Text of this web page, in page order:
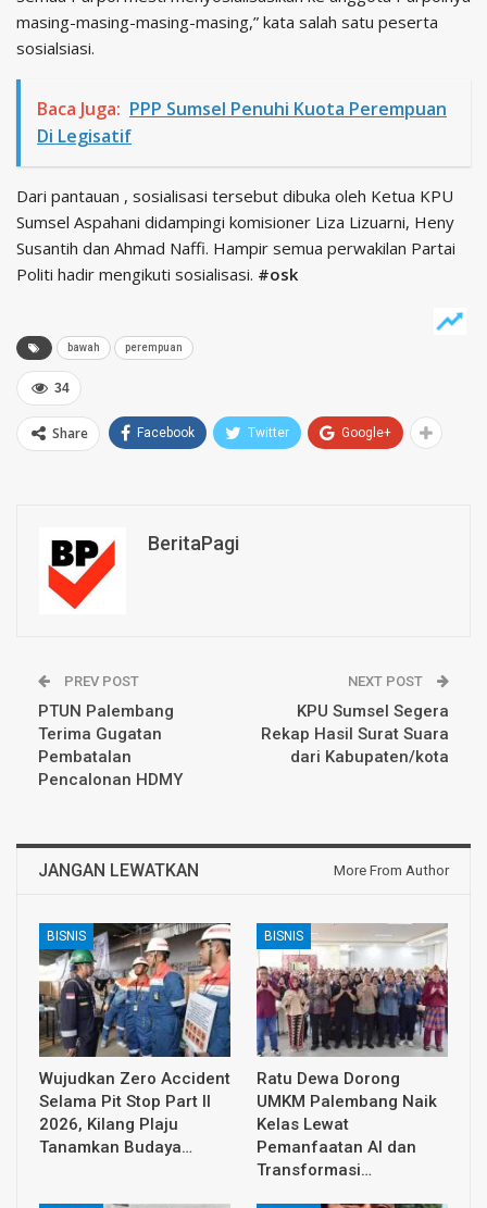
masing-masing-masing-masing,” kata salah satu peserta
sosialsiasi.
Baca Juga: PPP Sumsel Penuhi Kuota Perempuan
Di Legisatif
Dari pantauan , sosialisasi tersebut dibuka oleh Ketua KPU
Sumsel Aspahani didampingi komisioner Liza Lizuarni, Heny
Susantih dan Ahmad Naffi. Hampir semua perwakilan Partai
Politi hadir mengikuti sosialisasi. #osk
bawah perempuan
34
Share Facebook Twitter Google+
BeritaPagi
PREV POST
PTUN Palembang
Terima Gugatan
Pembatalan
Pencalonan HDMY
NEXT POST
KPU Sumsel Segera
Rekap Hasil Surat Suara
dari Kabupaten/kota
JANGAN LEWATKAN More From Author
BISNIS
Wujudkan Zero Accident
Selama Pit Stop Part II
2026, Kilang Plaju
Tanamkan Budaya…
BISNIS
Ratu Dewa Dorong
UMKM Palembang Naik
Kelas Lewat
Pemanfaatan AI dan
Transformasi…